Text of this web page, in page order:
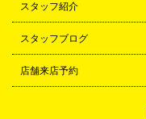
スタッフ紹介
スタッフブログ
店舗来店予約